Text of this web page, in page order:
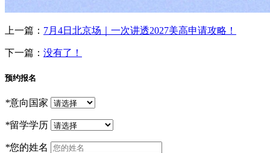
上一篇： 7月4日北京场｜一次讲透2027美高申请攻略！
下一篇： 没有了！
预约报名
*意向国家
*留学学历
*您的姓名